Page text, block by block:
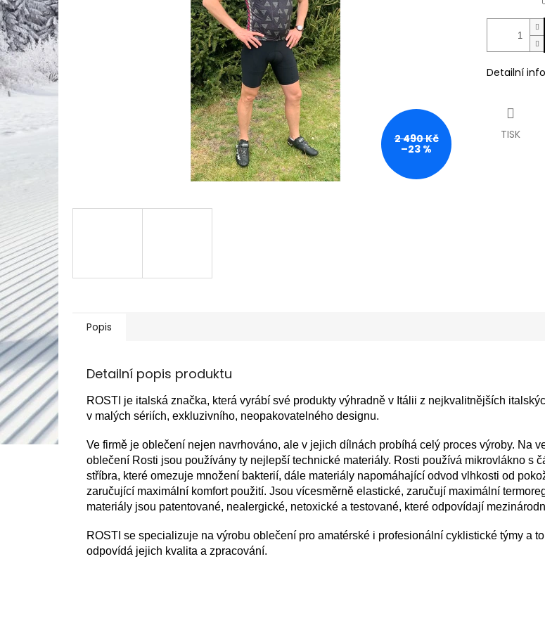
2 490 Kč
–23 %
Detailní
TISK
Popis
Detailní popis produktu
ROSTI je italská značka, která vyrábí své produkty výhradně v Itálii z nejkvalitnějších
v malých sériích, exkluzivního, neopakovatelného designu.
Ve firmě je oblečení nejen navrhováno, ale v jejich dílnách probíhá celý proces výroby. Na
oblečení Rosti jsou používány ty nejlepší technické materiály. Rosti používá mikrovlákno s
stříbra, které omezuje množení bakterií, dále materiály napomáhající odvod vlhkosti od
zaručující maximální komfort použití. Jsou vícesměrně elastické, zaručují maximální
materiály jsou patentované, nealergické, netoxické a testované, které odpovídají
ROSTI se specializuje na výrobu oblečení pro amatérské i profesionální cyklistické týmy a
odpovídá jejich kvalita a zpracování.